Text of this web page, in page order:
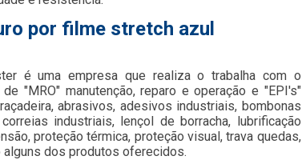
por filme stretch azul
é uma empresa que realiza o trabalha com o
"MRO" manutenção, reparo e operação e "EPI's"
abrasivos, adesivos industriais, bombonas
industriais, lençol de borracha, lubrificação
proteção térmica, proteção visual, trava quedas,
dos produtos oferecidos.